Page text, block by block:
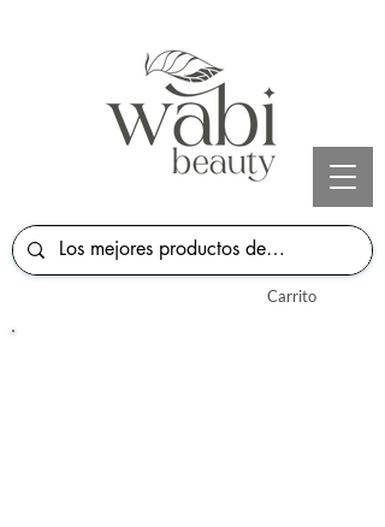
Carrito